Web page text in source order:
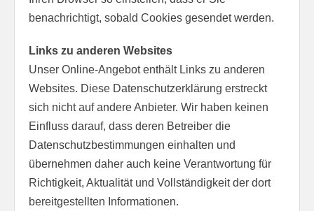
benachrichtigt, sobald Cookies gesendet werden.
Links zu anderen Websites
Unser Online-Angebot enthält Links zu anderen
Websites. Diese Datenschutzerklärung erstreckt
sich nicht auf andere Anbieter. Wir haben keinen
Einfluss darauf, dass deren Betreiber die
Datenschutzbestimmungen einhalten und
übernehmen daher auch keine Verantwortung für
Richtigkeit, Aktualität und Vollständigkeit der dort
bereitgestellten Informationen.